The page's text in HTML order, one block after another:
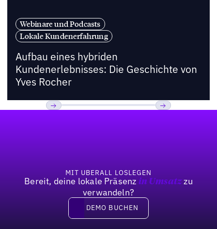
Webinare und Podcasts
Lokale Kundenerfahrung
Aufbau eines hybriden
Kundenerlebnisses: Die Geschichte von
Yves Rocher
MIT UBERALL LOSLEGEN
Bereit, deine lokale Präsenz in Umsatzzu
verwandeln?
DEMO BUCHEN
DEMO BUCHEN